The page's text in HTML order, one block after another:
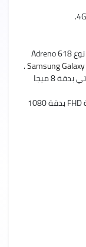
المعالج والأداء: يأتي الهاتف بمعالج من نوع Qualcomm SM7125 Snapdragon 720G ثماني الأنويه بمعمارية تصنيع 8 نانو مع معالج رسومي من نوع Adreno 618
Samsung
.
الكاميرات الخلفية: يأتي الهاتف بأربع كاميرات خلفيه مختلفة الدقة الكاميرا الاولي تأتي بدقة 48 ميجا بكسل بفتحة عدسة F1.7 الكاميرا الثانية تأتي بدقة 8 ميجا
جودة تصوير الفيديو: الكاميرات الخلفية تدعم تصوير فيديو بجودة 4K بدقة 2160 بكسل بمعدل التقاط 30 إطار في الثانية كما تدعم التصوير بجودة FHD بدقة 1080